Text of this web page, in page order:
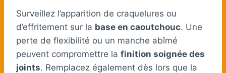
Surveillez l’apparition de craquelures ou
d’effritement sur la base en caoutchouc. Une
perte de flexibilité ou un manche abîmé
peuvent compromettre la finition soignée des
joints. Remplacez également dès lors que la